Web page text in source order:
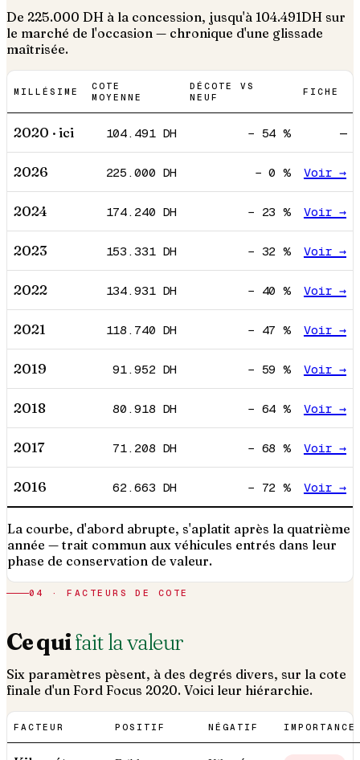
De 225.000 DH à la concession, jusqu'à 104.491DH sur
le marché de l'occasion — chronique d'une glissade
maîtrisée.
MILLÉSIME
COTE
MOYENNE
DÉCOTE VS
NEUF
FICHE
2020 · ici 104.491DH − 54 % —
2026 225.000 DH −0 % Voir →
2024 174.240 DH − 23 % Voir →
2023 153.331DH − 32 % Voir →
2022 134.931DH − 40 % Voir →
2021 118.740 DH − 47 % Voir →
2019 91.952 DH − 59 % Voir →
2018 80.918 DH − 64 % Voir →
2017 71.208 DH − 68 % Voir →
2016 62.663 DH − 72 % Voir →
La courbe, d'abord abrupte, s'aplatit après la quatrième
année — trait commun aux véhicules entrés dans leur
phase de conservation de valeur.
04 · FACTEURS DE COTE
Ce quifait la valeur
Six paramètres pèsent, à des degrés divers, sur la cote
finale d'un Ford Focus 2020. Voici leur hiérarchie.
FACTEUR POSITIF NÉGATIF IMPORTANCE